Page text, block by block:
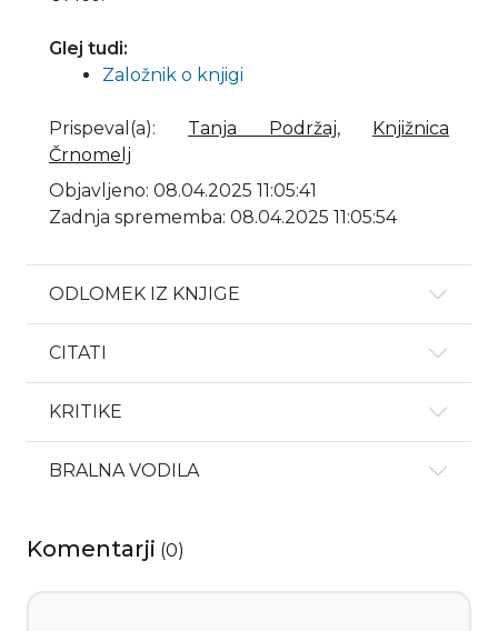
Glej tudi:
Založnik o knjigi
Prispeval(a): Tanja Podržaj,
Knjižnica
Črnomelj
Objavljeno: 08.04.2025 11:05:41
Zadnja sprememba: 08.04.2025 11:05:54
ODLOMEK IZ KNJIGE
CITATI
KRITIKE
BRALNA VODILA
Komentarji (0)